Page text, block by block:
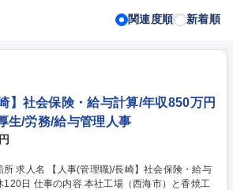
関連度順 新着順
】社会保険・給与計算/年収850万円
生/労務/給与管理人事
・給与
市）と香焼工